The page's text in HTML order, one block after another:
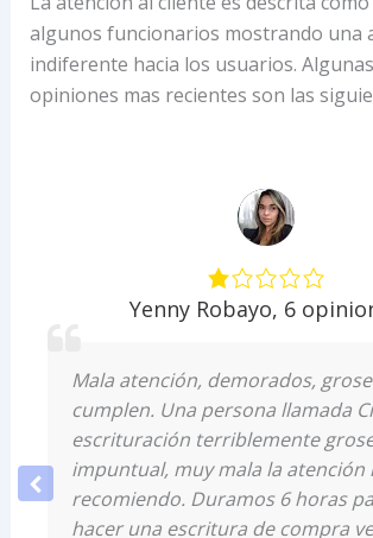
algunos funcionarios mostrando una
indiferente hacia los usuarios.
opiniones mas recientes son las
Yenny Robayo, 6
Mala atención, demorados,
cumplen. Una persona llamada
escrituración terriblemente
impuntual, muy mala la atención
recomiendo. Duramos 6 horas
hacer una escritura de compra